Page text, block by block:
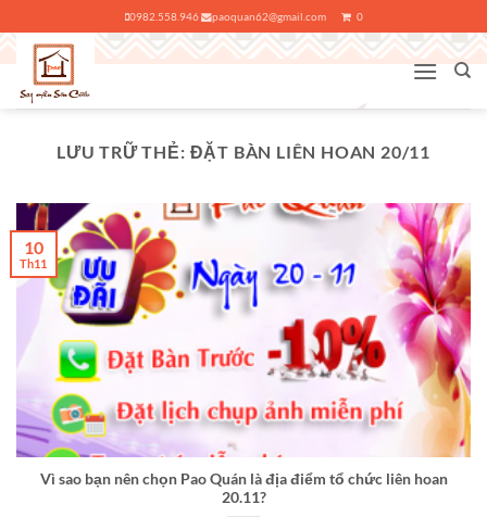
qua
nội
dung
0982.558.946 paoquan62@gmail.com 0
LƯU TRỮ THẺ: ĐẶT BÀN LIÊN HOAN 20/11
Vì sao bạn nên chọn Pao Quán là địa điểm tổ chức liên hoan
20.11?
10
Th11